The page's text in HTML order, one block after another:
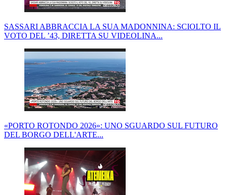
SASSARI ABBRACCIA LA SUA MADONNINA: SCIOLTO IL
VOTO DEL ’43, DIRETTA SU VIDEOLINA...
«PORTO ROTONDO 2026»: UNO SGUARDO SUL FUTURO
DEL BORGO DELL'ARTE...